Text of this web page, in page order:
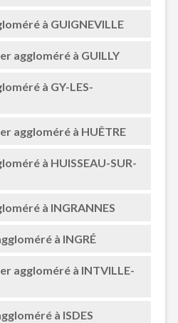
à GUIGNEVILLE
aggloméré à GUILLY
à GY-LES-
aggloméré à HUÊTRE
à HUISSEAU-SUR-
à INGRANNES
à INGRÉ
aggloméré à INTVILLE-
à ISDES